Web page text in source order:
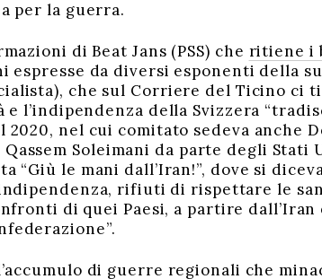
per la guerra.
di Beat Jans (PSS) che ritiene i
espresse da diversi esponenti della
che sul Corriere del Ticino ci
l’indipendenza della Svizzera
2020, nel cui comitato sedeva anche
Qassem Soleimani da parte degli
“Giù le mani dall’Iran!”, dove si
rifiuti di rispettare le
di quei Paesi, a partire dall’Iran
di guerre regionali che